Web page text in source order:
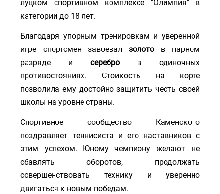
луцком спортивном комплексе "Олимпия" в
категории до 18 лет.
Благодаря упорным тренировкам и уверенной
игре спортсмен завоевалзолото в парном
разряде и серебров одиночных
противостояниях. Стойкость на корте
позволила ему достойно защитить честь своей
школы на уровне страны.
Спортивное сообщество Каменского
поздравляет теннисиста и его наставников с
этим успехом. Юному чемпиону желают не
сбавлять оборотов, продолжать
совершенствовать технику и уверенно
двигаться к новым победам.